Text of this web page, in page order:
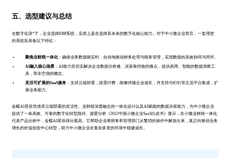
五、选型建议与总结
在数字化浪*下，企业选择ERP系统，实质上是在选择其未来的数字化核心能力。对于中小微企业而言，一套理想
的系统应具备以下特征：
聚焦业财税一体化：确保业务数据能实时、自动地驱动财务处理与税务管理，实现数据的高效协同与闭环。
AI融入核心场景：AI能力应切实解决企业数据分析难、决策靠经验的痛点，提供易用、智能的数据洞察工
具，而非空洞的概念。
灵活可扩展的SaaS服务：支持云端部署，按需付费，能够伴随企业成长，并支持与钉钉等主流平台集成，扩
展业务能力。
金蝶AI星辰凭借其云端部署的灵活性、业财税深度融合的一体化设计以及AI赋能的数据决策能力，为中小微企业
提供了一条高效、可靠的数字化转型路径。据爱分析《2022中国小微企业SaaS白皮书》显示，在小微业财税一体化
代表产品分析中，金蝶AI星辰得分最高。它帮助企业将财务和管理部门从繁琐的操作中解放出来，真正向驱动业务
增长的价值创造中心转型，助力中小微企业在复杂多变的环境中稳健成长。